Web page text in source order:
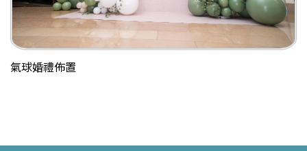
氣球婚禮佈置